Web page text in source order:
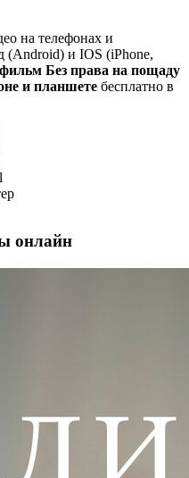
на телефонах и
(Android) и IOS (iPhone,
фильм Без права на пощаду
и планшете бесплатно в
онлайн